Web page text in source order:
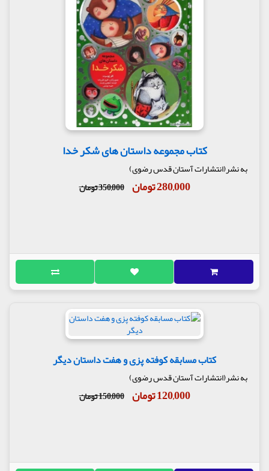
کتاب مجموعه داستان های شکر خدا
به نشر(انتشارات آستان قدس رضوی)
280,000 تومان 350,000 تومان
کتاب مسابقه کوفته پزی و هفت داستان دیگر
به نشر(انتشارات آستان قدس رضوی)
120,000 تومان 150,000 تومان